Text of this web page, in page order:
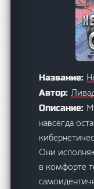
Название:
Автор:
Описание:
навсегда
Они
в комфорте